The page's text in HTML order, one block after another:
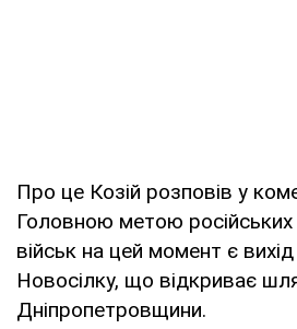
Про це Козій розповів у
Головною метою російських
військ на цей момент є
Новосілку, що відкриває
Дніпропетровщини.